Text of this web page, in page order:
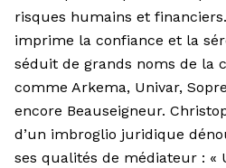
risques humains et
imprime la confiance et la
séduit de grands noms de la
comme Arkema, Univar,
encore Beauseigneur.
d’un imbroglio juridique
ses qualités de médiateur : «